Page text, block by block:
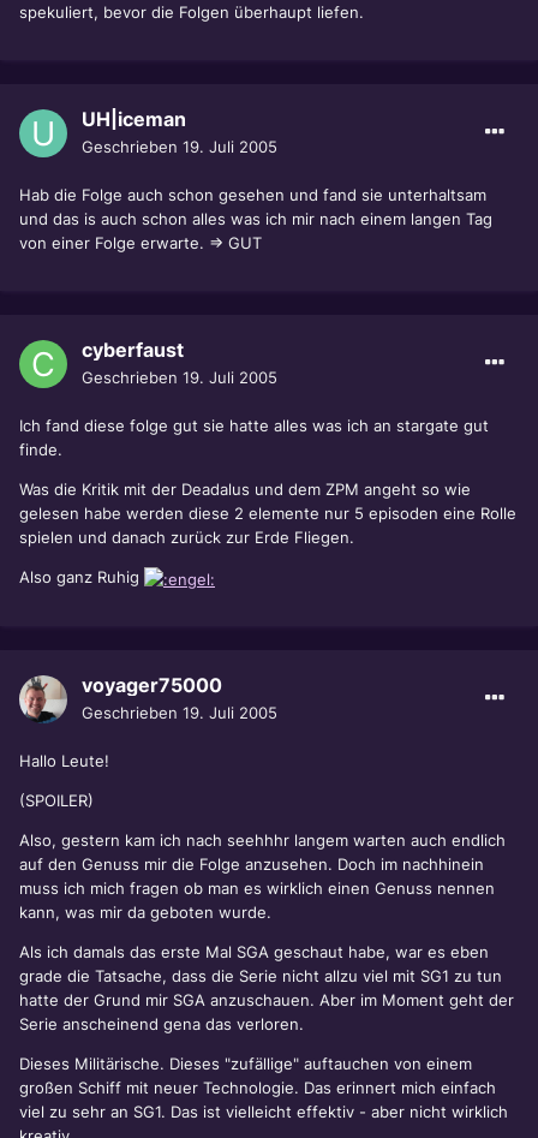
spekuliert, bevor die Folgen überhaupt liefen.
UH|iceman
Geschrieben 19. Juli 2005
Hab die Folge auch schon gesehen und fand sie unterhaltsam
und das is auch schon alles was ich mir nach einem langen Tag
von einer Folge erwarte. => GUT
cyberfaust
Geschrieben 19. Juli 2005
Ich fand diese folge gut sie hatte alles was ich an stargate gut
finde.
Was die Kritik mit der Deadalus und dem ZPM angeht so wie
gelesen habe werden diese 2 elemente nur 5 episoden eine Rolle
spielen und danach zurück zur Erde Fliegen.
Also ganz Ruhig
voyager75000
Geschrieben 19. Juli 2005
Hallo Leute!
(SPOILER)
Also, gestern kam ich nach seehhhr langem warten auch endlich
auf den Genuss mir die Folge anzusehen. Doch im nachhinein
muss ich mich fragen ob man es wirklich einen Genuss nennen
kann, was mir da geboten wurde.
Als ich damals das erste Mal SGA geschaut habe, war es eben
grade die Tatsache, dass die Serie nicht allzu viel mit SG1 zu tun
hatte der Grund mir SGA anzuschauen. Aber im Moment geht der
Serie anscheinend gena das verloren.
Dieses Militärische. Dieses "zufällige" auftauchen von einem
großen Schiff mit neuer Technologie. Das erinnert mich einfach
viel zu sehr an SG1. Das ist vielleicht effektiv - aber nicht wirklich